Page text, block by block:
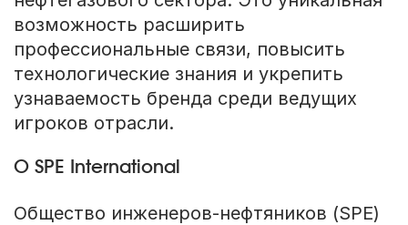
возможность расширить
профессиональные связи, повысить
технологические знания и укрепить
узнаваемость бренда среди ведущих
игроков отрасли.
О SPE International
Общество инженеров-нефтяников (SPE)